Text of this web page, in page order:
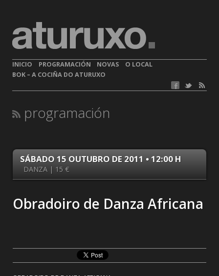
INICIO PROGRAMACIÓN NOVAS
O LOCAL
BOK – A COCIÑA DO ATURUXO
programación
SÁBADO 15 OUTUBRO DE 2011 • 12:00 H
DANZA | 15 €
Obradoiro de Danza Africana